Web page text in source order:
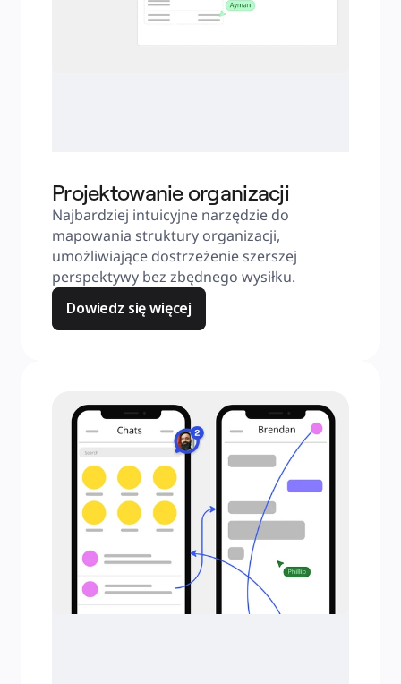
Projektowanie organizacji
Najbardziej intuicyjne narzędzie do
mapowania struktury organizacji,
umożliwiające dostrzeżenie szerszej
perspektywy bez zbędnego wysiłku.
Dowiedz się więcej